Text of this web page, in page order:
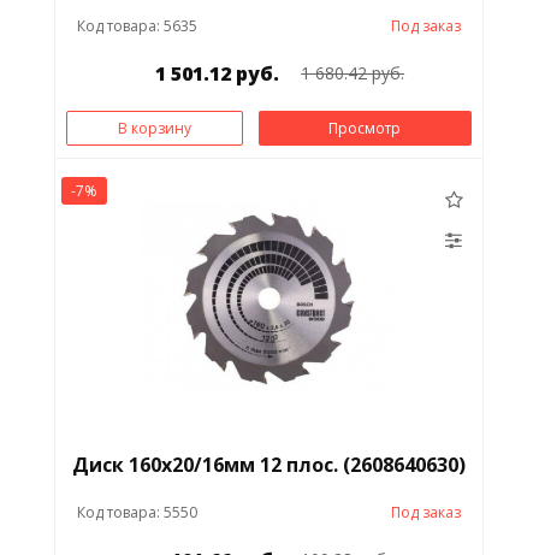
Код товара: 5635 Под заказ
1 501.12 руб. 1 680.42 руб.
В корзину Просмотр
-7%
Диск 160х20/16мм 12 плос. (2608640630)
Код товара: 5550 Под заказ